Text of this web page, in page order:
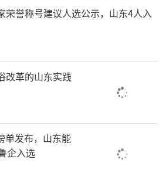
誉称号建议人选公示，山东4人入
改革的山东实践
单发布，山东能
企入选